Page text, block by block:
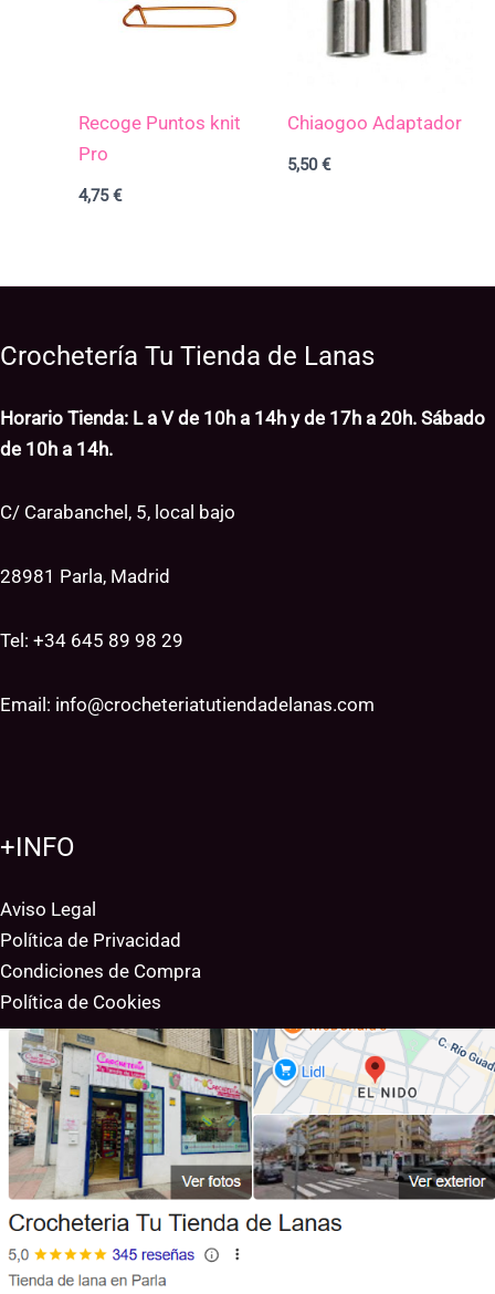
Recoge Puntos knit
Pro
4,75€
Chiaogoo Adaptador
5,50€
Crochetería Tu Tienda de Lanas
Horario Tienda: L a V de 10h a 14h y de 17h a 20h. Sábado
de 10h a 14h.
C/ Carabanchel, 5, local bajo
28981 Parla, Madrid
Tel: +34 645 89 98 29
Email: info@crocheteriatutiendadelanas.com
+INFO
Aviso Legal
Política de Privacidad
Condiciones de Compra
Política de Cookies